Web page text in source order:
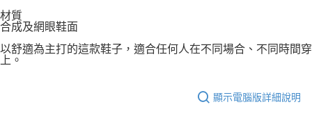
材質
合成及網眼鞋面
以舒適為主打的這款鞋子，適合任何人在不同場合、不同時間穿
上。
顯示電腦版詳細說明